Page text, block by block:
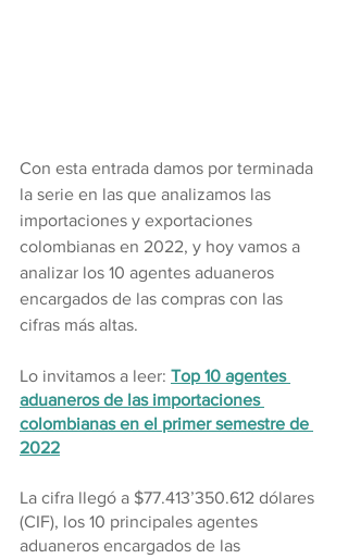
Con esta entrada damos por terminada
la serie en las que analizamos las
importaciones y exportaciones
colombianas en 2022, y hoy vamos a
analizar los 10 agentes aduaneros
encargados de las compras con las
cifras más altas.
Lo invitamos a leer: Top 10 agentes
aduaneros de las importaciones
colombianas en el primer semestre de
2022
La cifra llegó a $77.413’350.612 dólares
(CIF), los 10 principales agentes
aduaneros encargados de las